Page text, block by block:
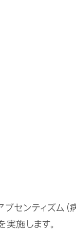
センティズム（
施します。